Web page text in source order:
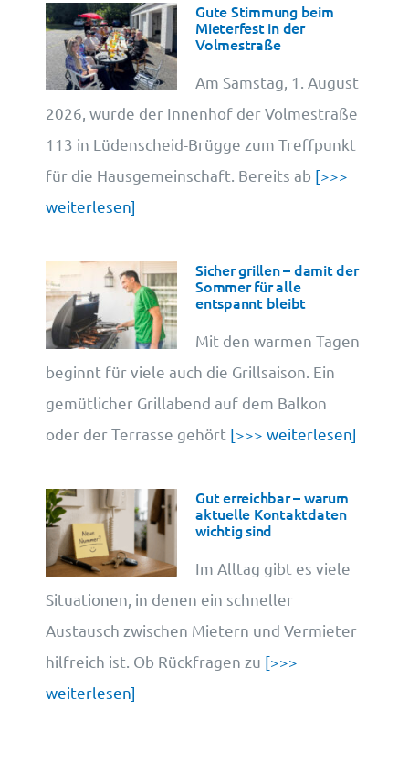
Cookie-Information
Gute Stimmung beim
Mieterfest in der
Volmestraße
Am Samstag, 1. August
2026, wurde der Innenhof der Volmestraße
113 in Lüdenscheid-Brügge zum Treffpunkt
für die Hausgemeinschaft. Bereits ab [>>>
weiterlesen]
Sicher grillen – damit der
Sommer für alle
entspannt bleibt
Mit den warmen Tagen
beginnt für viele auch die Grillsaison. Ein
gemütlicher Grillabend auf dem Balkon
oder der Terrasse gehört [>>> weiterlesen]
Gut erreichbar – warum
aktuelle Kontaktdaten
wichtig sind
Im Alltag gibt es viele
Situationen, in denen ein schneller
Austausch zwischen Mietern und Vermieter
hilfreich ist. Ob Rückfragen zu [>>>
weiterlesen]